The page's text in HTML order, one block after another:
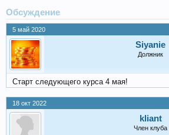
Обсуждение
5 май 2020
Siyanie
Должник
Старт следующего курса 4 мая!
18 окт 2022
kliant
Член клуба